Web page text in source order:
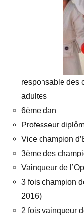
responsable des
adultes
6ème dan
Professeur
Vice champion
3ème des
Vainqueur de
3 fois champion
2016)
2 fois vainqueur